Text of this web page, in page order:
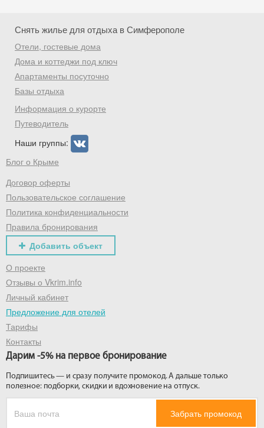
Снять жилье для отдыха в Симферополе
Отели, гостевые дома
Дома и коттеджи под ключ
Апартаменты посуточно
Базы отдыха
Информация о курорте
Путеводитель
Наши группы:
Блог о Крыме
Договор оферты
Пользовательское соглашение
Политика конфиденциальности
Правила бронирования
Добавить объект
О проекте
Отзывы о Vkrim.info
Личный кабинет
Предложение для отелей
Тарифы
Контакты
Дарим -5% на первое бронирование
Подпишитесь — и сразу получите промокод. А дальше только
полезное: подборки, скидки и вдохновение на отпуск.
Забрать промокод
Скидка −5%
Хочешь дешевле? Оставь почту и получи
промокод на первое бронирование!